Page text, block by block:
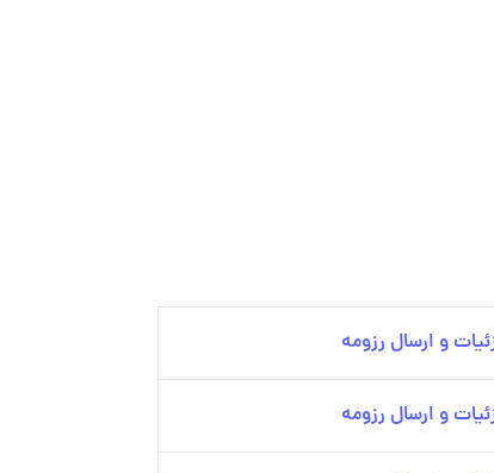
و ارسال رزومه
و ارسال رزومه